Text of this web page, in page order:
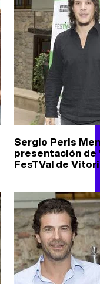
Sergio Peris
presentación de
FesTVal de